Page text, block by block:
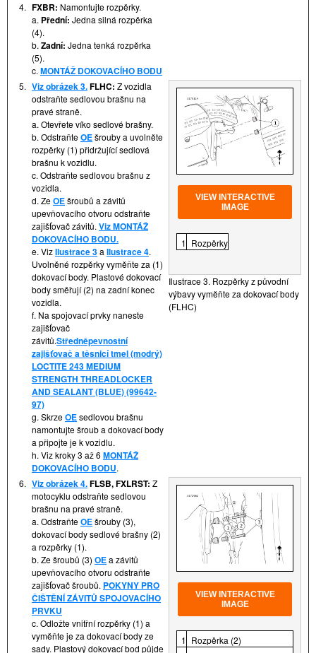
4. FXBR: Namontujte rozpěrky.
a. Přední: Jedna silná rozpěrka
(4).
b. Zadní: Jedna tenká rozpěrka
(5).
c. MONTÁŽ DOKOVACÍHO BODU
5. Viz obrázek 3.FLHC: Z vozidla
odstraňte sedlovou brašnu na
pravé straně.
a. Otevřete víko sedlové brašny.
b. OdstraňteOEšrouby a uvolněte
rozpěrky (1) přidržující sedlová
brašnu k vozidlu.
c. Odstraňte sedlovou brašnu z
vozidla.
d. ZeOEšroubů a závitů
upevňovacího otvoru odstraňte
zajišťovač závitů. Viz MONTÁŽ
DOKOVACÍHO BODU.
e. VizIlustrace 3a Ilustrace 4.
Uvolněné rozpěrky vyměňte za (1)
dokovací body. Plastové dokovací
body směřují (2) na zadní konec
vozidla.
f. Na spojovací prvky naneste
zajišťovač
závitů.Středněpevnostní
zajišťovač a těsnicí tmel (modrý)
LOCTITE 243 MEDIUM
STRENGTH THREADLOCKER
AND SEALANT (BLUE) (99642-
97)
g. SkrzeOEsedlovou brašnu
namontujte šroub a dokovací body
a připojte je k vozidlu.
h. Viz kroky 3 až 6 MONTÁŽ
DOKOVACÍHO BODU.
VIEW INTERACTIVE
IMAGE
1 Rozpěrky
Ilustrace 3. Rozpěrky z původní
výbavy vyměňte za dokovací body
(FLHC)
6. Viz obrázek 4.FLSB, FXLRST: Z
motocyklu odstraňte sedlovou
brašnu na pravé straně.
a. OdstraňteOEšrouby (3),
dokovací body sedlové brašny (2)
a rozpěrky (1).
b. Ze šroubů (3) OEa závitů
upevňovacího otvoru odstraňte
zajišťovač šroubů. POKYNY PRO
ČIŠTĚNÍ ZÁVITŮ SPOJOVACÍHO
PRVKU
c. Odložte vnitřní rozpěrky (1) a
vyměňte je za dokovací body ze
sady. Plastový dokovací bod půjde
VIEW INTERACTIVE
IMAGE
1 Rozpěrka (2)